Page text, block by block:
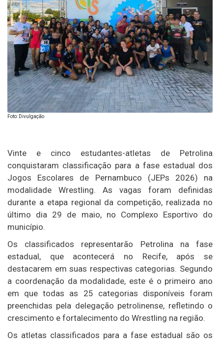
Foto: Divulgação
Vinte e cinco estudantes-atletas de Petrolina
conquistaram classificação para a fase estadual dos
Jogos Escolares de Pernambuco (JEPs 2026) na
modalidade Wrestling. As vagas foram definidas
durante a etapa regional da competição, realizada no
último dia 29 de maio, no Complexo Esportivo do
município.
Os classificados representarão Petrolina na fase
estadual, que acontecerá no Recife, após se
destacarem em suas respectivas categorias. Segundo
a coordenação da modalidade, este é o primeiro ano
em que todas as 25 categorias disponíveis foram
preenchidas pela delegação petrolinense, refletindo o
crescimento e fortalecimento do Wrestling na região.
Os atletas classificados para a fase estadual são os